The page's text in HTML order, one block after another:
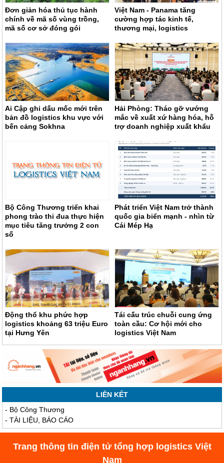
Đơn giản hóa thủ tục hành
chính về mã số vùng trồng,
mã số cơ sở đóng gói
Việt Nam - Panama tăng
cường hợp tác kinh tế,
thương mại, logistics
Ai Cập ghi dấu mốc mới trên
bản đồ logistics khu vực với
bến cảng Sokhna
Hải Phòng: Tháo gỡ vướng
mắc về xuất xứ hàng hóa, hỗ
trợ doanh nghiệp xuất khẩu
Bộ Công Thương triển khai
phong trào thi đua thực hiện
mục tiêu tăng trưởng 2 con
số
Phát triển Việt Nam trở thành
quốc gia biển mạnh - nhìn từ
Cái Mép Hạ
Động thổ khu phức hợp
logistics khoảng 63 triệu Euro
tại Hưng Yên
Tái cấu trúc chuỗi cung ứng
toàn cầu: Cơ hội mới cho
logistics Việt Nam
LIÊN KẾT
- Bộ Công Thương
-TÀI LIỆU, BÁO CÁO
Trang thông tin điện tử tổng hợp logistics Việt
Nam